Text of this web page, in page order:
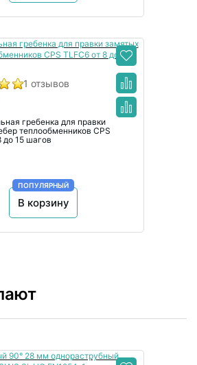
1 отзывов
гребенка для правки
теплообменников CPS
до 15 шагов
В корзину
ПОПУЛЯРНЫЙ